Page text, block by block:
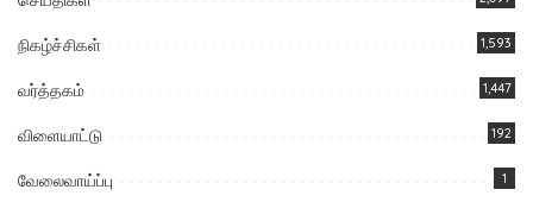
நிகழ்ச்சிகள் 1,593
வர்த்தகம் 1,447
விளையாட்டு 192
வேலைவாய்ப்பு 1